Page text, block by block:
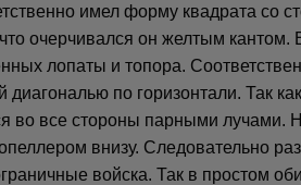
имел форму квадрата со
очерчивался он желтым кантом.
лопаты и топора.
по горизонтали. Так
все стороны парными лучами.
внизу. Следовательно
войска. Так в простом